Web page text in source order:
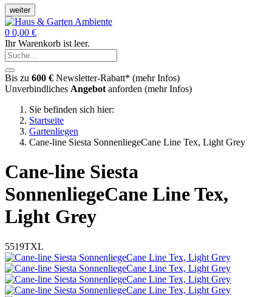
weiter
0 0,00 €
Ihr Warenkorb ist leer.
Bis zu 600 € Newsletter-Rabatt* (mehr Infos)
Unverbindliches Angebot anforden (mehr Infos)
Sie befinden sich hier:
Startseite
Gartenliegen
Cane-line Siesta SonnenliegeCane Line Tex, Light Grey
Cane-line Siesta
SonnenliegeCane Line Tex,
Light Grey
5519TXL